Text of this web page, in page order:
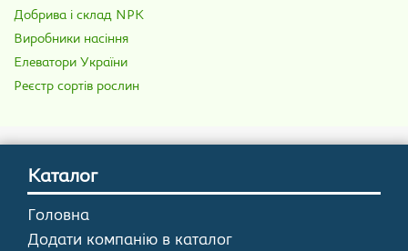
Добрива і склад NPK
Виробники насіння
Елеватори України
Реєстр сортів рослин
Каталог
Головна
Додати компанію в каталог